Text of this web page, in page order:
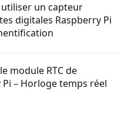
un capteur
digitales Raspberry Pi
module RTC de
Pi – Horloge temps réel